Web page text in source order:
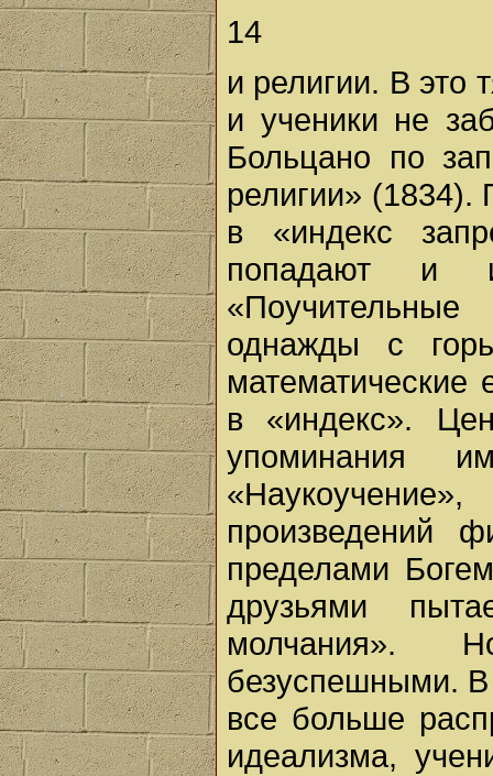
14
и религии. В это
и ученики не
Больцано по
религии» (1834).
в «индекс
попадают и
однажды с
математические
в «индекс».
упоминания
произведений
пределами
друзьями
молчания».
безуспешными. В
все больше
идеализма,